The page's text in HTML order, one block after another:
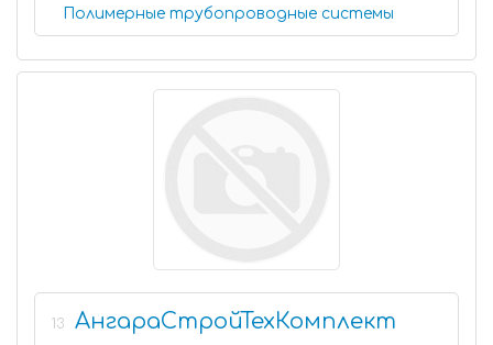
Полимерные трубопроводные системы
13 АнгараСтройТехКомплект